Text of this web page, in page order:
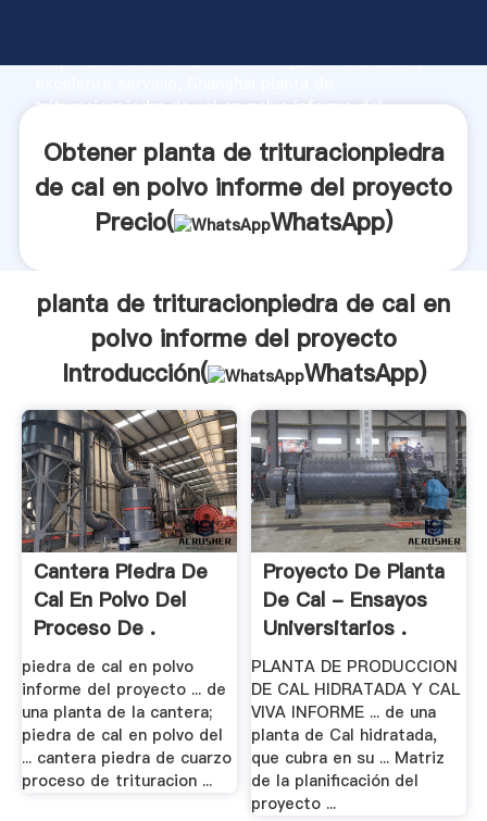
de producción, fuerza de investigación avanzada y
trituracionpiedra de cal en polvo informe del
todos los clientes.
Obtener planta de trituracionpiedra
de cal en polvo informe del proyecto
Precio(
WhatsApp)
planta de trituracionpiedra de cal en
polvo informe del proyecto
Introducción(
WhatsApp)
Cantera Piedra De
Cal En Polvo Del
Proceso De .
piedra de cal en polvo
informe del proyecto ... de
una planta de la cantera;
piedra de cal en polvo del
... cantera piedra de cuarzo
proceso de trituracion ...
Proyecto De Planta
De Cal - Ensayos
Universitarios .
PLANTA DE PRODUCCION
DE CAL HIDRATADA Y CAL
VIVA INFORME ... de una
planta de Cal hidratada,
que cubra en su ... Matriz
de la planificación del
proyecto ...